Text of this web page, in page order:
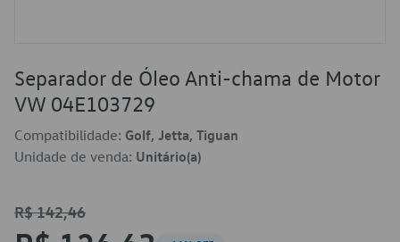
Separador de Óleo Anti-chama de Motor
VW 04E103729
Compatibilidade: Golf, Jetta, Tiguan
Unidade de venda: Unitário(a)
R$ 142,46